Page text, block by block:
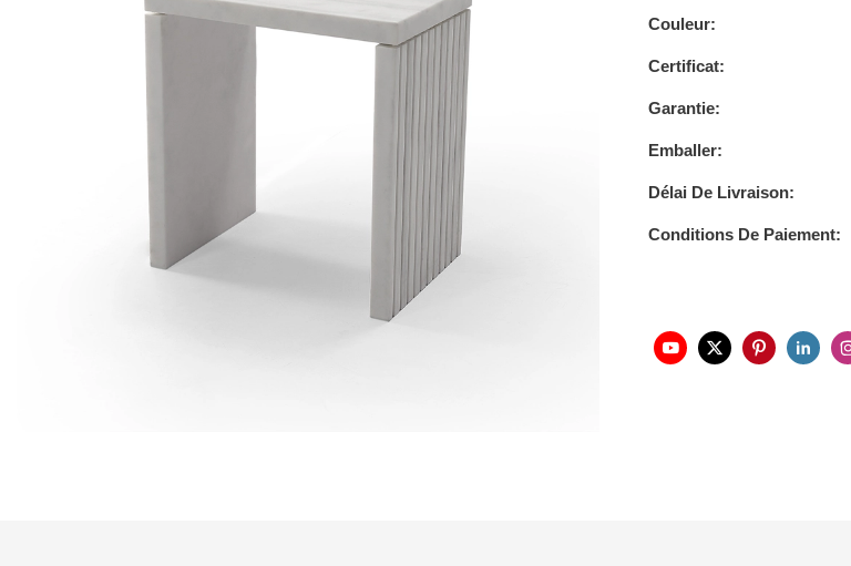
Couleur:
Certificat:
Garantie:
Emballer:
Délai De Livraison:
Conditions De Paiement: